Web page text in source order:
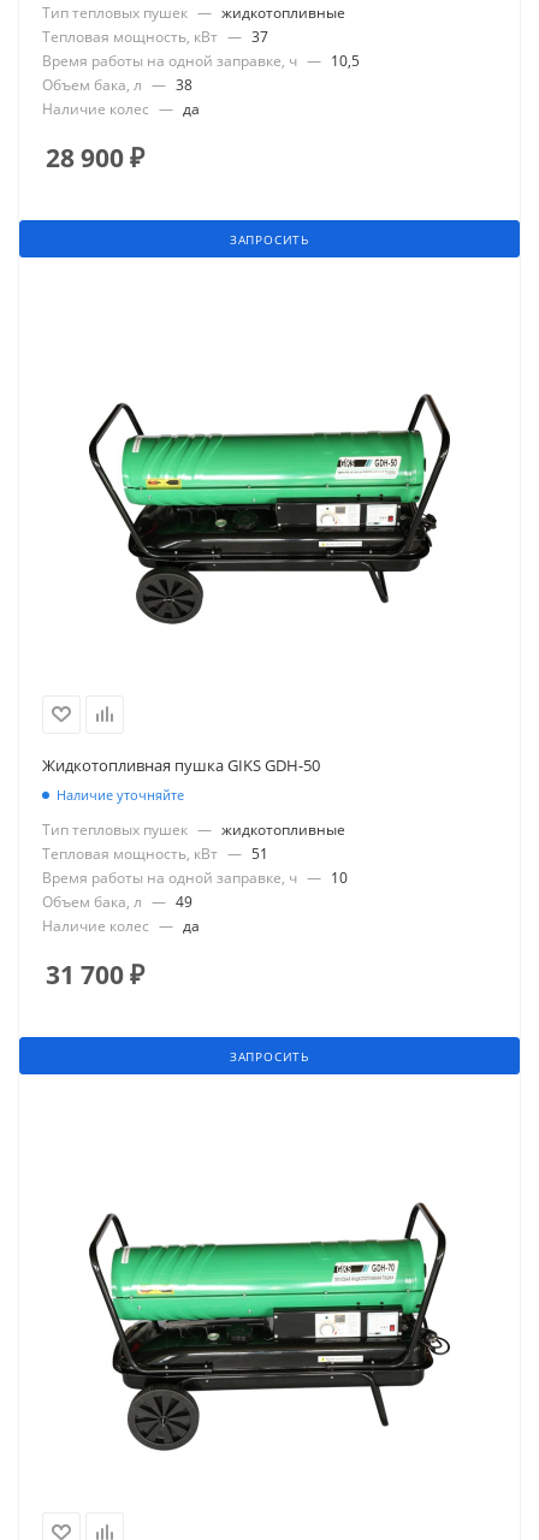
Тип тепловых пушек — жидкотопливные
Тепловая мощность, кВт — 37
Время работы на одной заправке, ч — 10,5
Объем бака, л — 38
Наличие колес — да
28 900₽
ЗАПРОСИТЬ
Жидкотопливная пушка GIKS GDH-50
Наличие уточняйте
Тип тепловых пушек — жидкотопливные
Тепловая мощность, кВт — 51
Время работы на одной заправке, ч — 10
Объем бака, л — 49
Наличие колес — да
31 700₽
ЗАПРОСИТЬ